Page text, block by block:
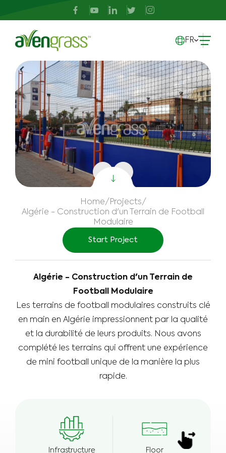
FR
Home/ Projects/
Algérie - Construction d'un Terrain de Football
Modulaire
Start Project
Algérie - Construction d'un Terrain de
Football Modulaire
Les terrains de football modulaires construits clé
en main en Algérie impressionnent par la qualité
et la durabilité de leurs produits. Nous avons
complété les terrains qui offrent une expérience
de mini football unique de la manière la plus
rapide.
Infrastructure
Floor